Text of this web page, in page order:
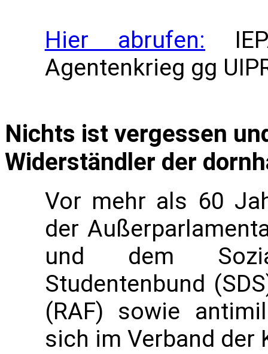
Hier abrufen:
Agentenkrieg gg
Nichts ist vergessen
Widerständler der
Vor mehr als 60
der
und dem
Studentenbund
(RAF) sowie
sich im Verband der